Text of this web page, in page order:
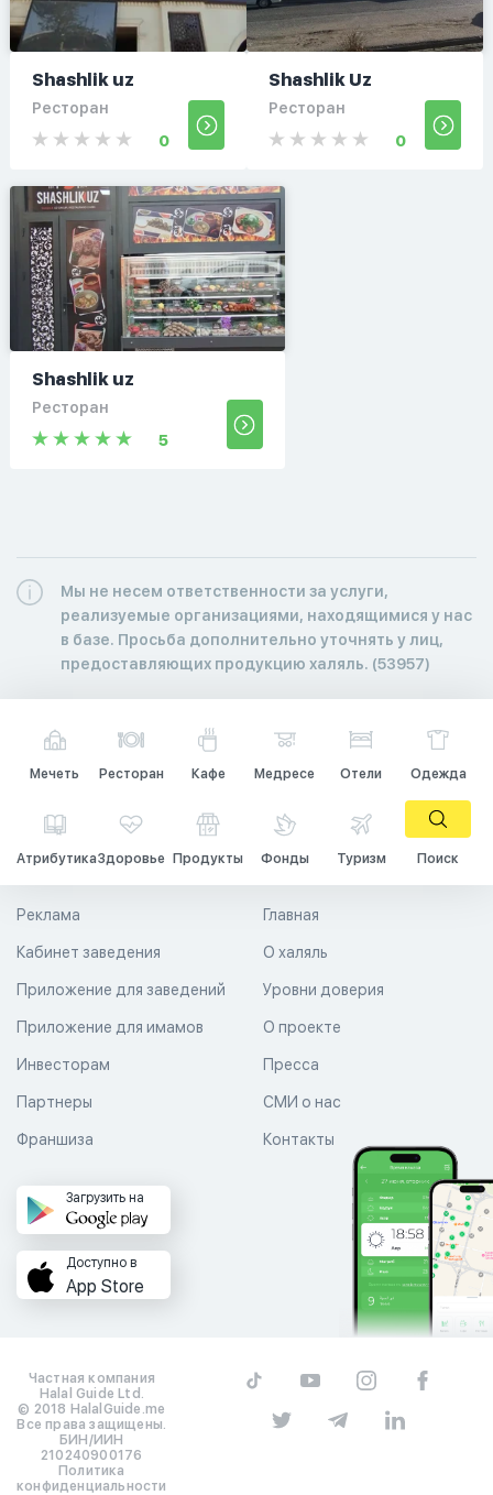
Shashlik uz
Ресторан
0
Shashlik Uz
Ресторан
0
Shashlik uz
Ресторан
5
Мы не несем ответственности за услуги,
реализуемые организациями, находящимися у нас
в базе. Просьба дополнительно уточнять у лиц,
предоставляющих продукцию халяль. (53957)
Мечеть Ресторан Кафе Медресе Отели Одежда
АтрибутикаЗдоровье Продукты Фонды Туризм Поиск
Главная
О халяль
Уровни доверия
Реклама
Кабинет заведения
Приложение для заведений
Приложение для имамов О проекте
Пресса
СМИ о нас
Контакты
Инвесторам
Партнеры
Франшиза
Загрузить на
Доступно в
App Store
Частная компания
Halal Guide Ltd.
© 2018 HalalGuide.me
Все права защищены.
БИН/ИИН
210240900176
Политика
конфиденциальности